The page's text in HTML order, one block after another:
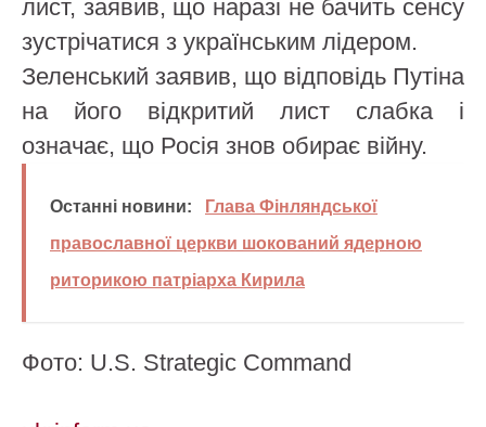
лист, заявив, що наразі не бачить сенсу
зустрічатися з українським лідером.
Зеленський заявив, що відповідь Путіна
на його відкритий лист слабка і
означає, що Росія знов обирає війну.
Останні новини:
Глава Фінляндської
православної церкви шокований ядерною
риторикою патріарха Кирила
Фото: U.S. Strategic Command